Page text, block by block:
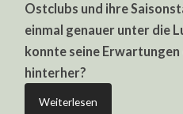
Ostclubs und ihre
einmal genauer unter die
konnte seine
hinterher?
Weiterlesen